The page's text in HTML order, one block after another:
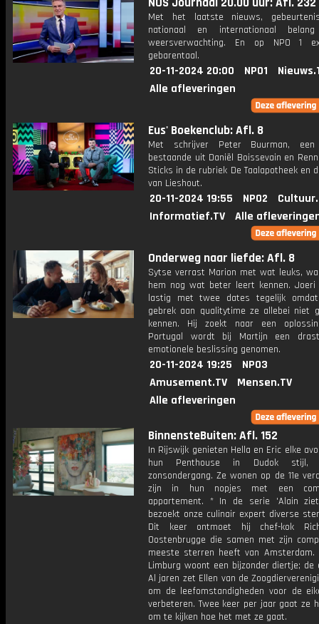
Met het laatste nieuws,
nationaal en internationaal
weersverwachting. En op NPO 1
gebarentaal.
20-11-2024 20:00 NPO1
Alle afleveringen
Eus' Boekenclub: Afl. 8
Met schrijver Peter Buurman, een
bestaande uit Daniël Boissevain en
Sticks in de rubriek De Taalapotheek en
van Lieshout.
20-11-2024 19:55 NPO2
Informatief.TV
Alle
Onderweg naar liefde: Afl. 8
Sytse verrast Marion met wat leuks,
hem nog wat beter leert kennen.
lastig met twee dates tegelijk
gebrek aan qualitytime ze allebei niet
kennen. Hij zoekt naar een
Portugal wordt bij Martijn een
emotionele beslissing genomen.
20-11-2024 19:25
NPO3
Amusement.TV
Mensen.TV
Alle afleveringen
BinnensteBuiten: Afl. 152
In Rijswijk genieten Hella en Eric elke
hun Penthouse in Dudok stijl,
zonsondergang. Ze wonen op de 11e
zijn in hun nopjes met een
appartement. * In de serie 'Alain
bezoekt onze culinair expert diverse
Dit keer ontmoet hij chef-kok
Oostenbrugge die samen met zijn
meeste sterren heeft van Amsterdam.
Limburg woont een bijzonder diertje; de
Al jaren zet Ellen van de
om de leefomstandigheden voor de
verbeteren. Twee keer per jaar gaat ze
om te kijken hoe het met ze gaat.